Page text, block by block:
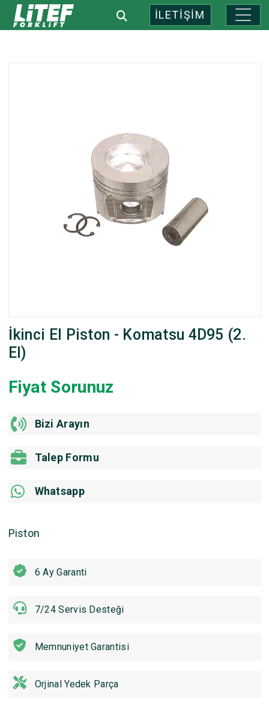
İLETİŞİM
İkinci El Piston - Komatsu 4D95 (2.
El)
Fiyat Sorunuz
Bizi Arayın
Talep Formu
Whatsapp
Piston
6 Ay Garanti
7/24 Servis Desteği
Memnuniyet Garantisi
Orjinal Yedek Parça